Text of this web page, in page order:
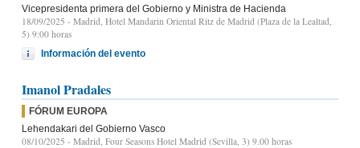
Vicepresidenta primera del Gobierno y Ministra de Hacienda
18/09/2025 - Madrid, Hotel Mandarin Oriental Ritz de Madrid (Plaza de la Lealtad,
5) 9:00 horas
Información del evento
Imanol Pradales
FÓRUM EUROPA
Lehendakari del Gobierno Vasco
08/10/2025 - Madrid, Four Seasons Hotel Madrid (Sevilla, 3) 9.00 horas